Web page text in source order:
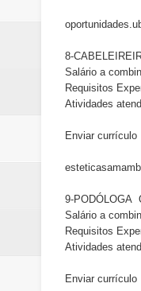
8-
Salário a
Requisitos
Atividades
Enviar currículo
9-PODÓLOGA
Salário a
Requisitos
Atividades
Enviar currículo